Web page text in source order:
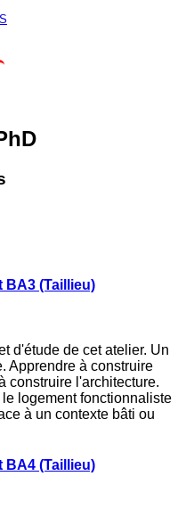
BA3 (Taillieu)
d'étude de cet atelier. Un
Apprendre à construire
construire l'architecture.
logement fonctionnaliste
à un contexte bâti ou
BA4 (Taillieu)